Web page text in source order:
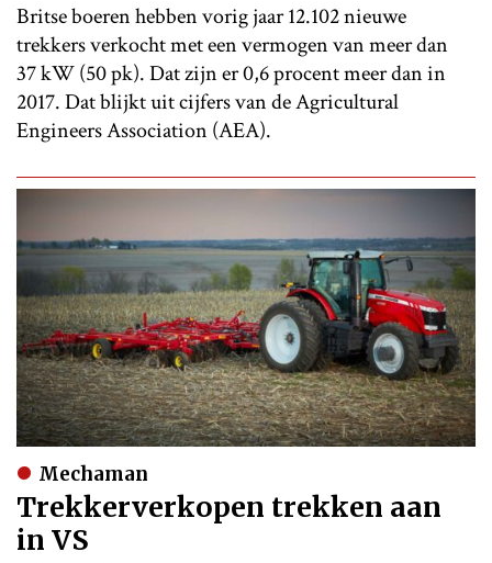
Britse boeren hebben vorig jaar 12.102 nieuwe
trekkers verkocht met een vermogen van meer dan
37 kW (50 pk). Dat zijn er 0,6 procent meer dan in
2017. Dat blijkt uit cijfers van de Agricultural
Engineers Association (AEA).
Mechaman
Trekkerverkopen trekken aan
in VS